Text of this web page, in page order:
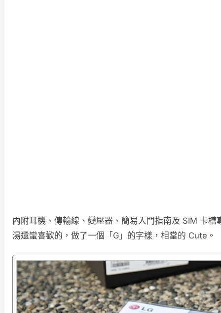
內附耳機、傳輸線、變壓器、簡易入門指南及 SIM 卡槽
湯還蠻喜歡的，做了一個「G」的字樣，相當的 Cute。